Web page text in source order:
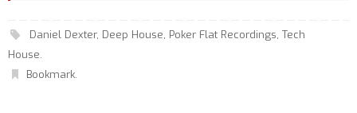
Daniel Dexter, Deep House, Poker Flat Recordings, Tech
House.
Bookmark.